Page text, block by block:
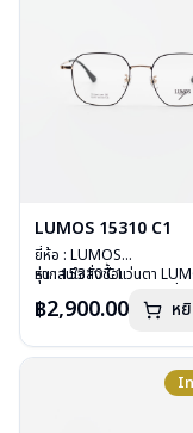
LUMOS 15310 C1
ยี่ห้อ : LUMOS
รุ่น : 15310 C1
เลนส์ : Demo Lens
น้ำหนัก : 16 กรัม
อุปกรณ์ : กล่องแว่น , ผ้าเช็
หากสนใจสั่งชื้อแว่นตา
กรุณาติดต่อเราคลิก
฿2,900.00 ห